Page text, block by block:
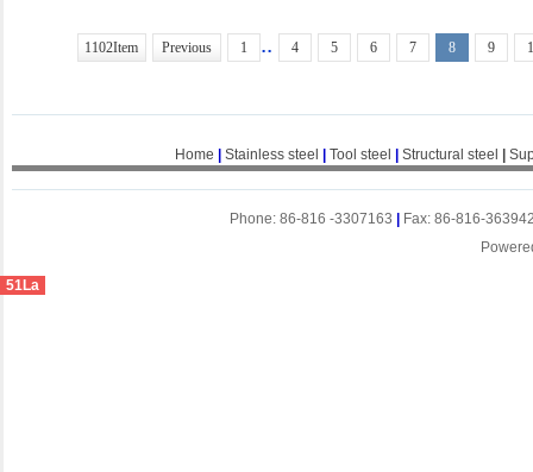
1102Item Previous 1 .. 4 5 6 7 8 9
Home Stainless steel Tool steel Structural steel
Phone: 86-816 -3307163
Fax: 86-816-
51La